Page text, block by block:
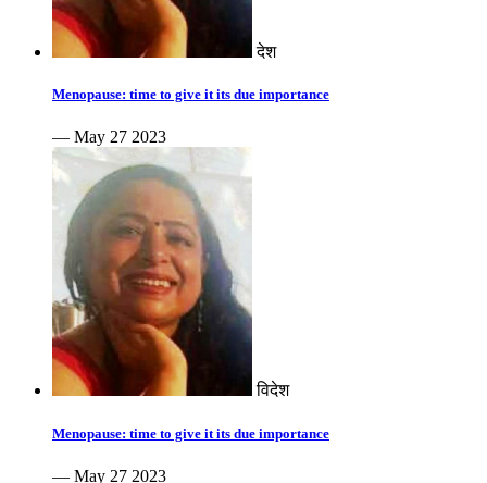
देश
Menopause: time to give it its due importance
— May 27 2023
विदेश
Menopause: time to give it its due importance
— May 27 2023